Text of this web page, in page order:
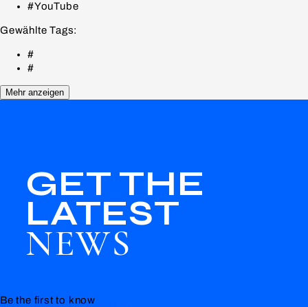
#YouTube
Gewählte Tags:
#
#
Mehr anzeigen
GET THE
LATEST
NEWS
Be the first to know